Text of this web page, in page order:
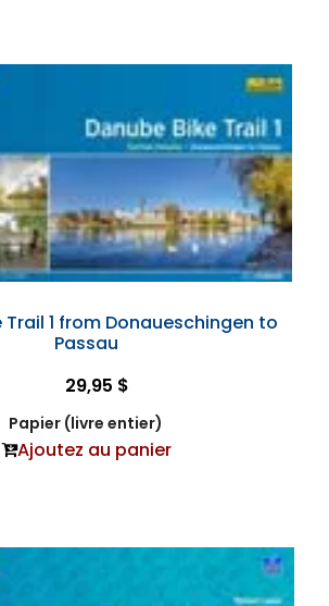
Trail 1 from Donaueschingen to
Passau
29,95 $
Papier (livre entier)
Ajoutez au panier